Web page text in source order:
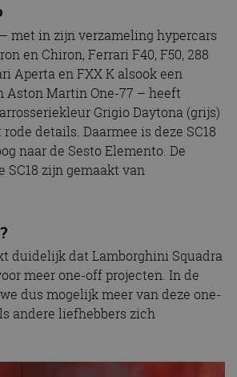
met in zijn verzameling hypercars
en Chiron, Ferrari F40, F50, 288
Aperta en FXX K alsook een
Aston Martin One-77 – heeft
Grigio Daytona (grijs)
details. Daarmee is deze SC18
naar de Sesto Elemento. De
SC18 zijn gemaakt van
duidelijk dat Lamborghini Squadra
meer one-off projecten. In de
dus mogelijk meer van deze one-
andere liefhebbers zich